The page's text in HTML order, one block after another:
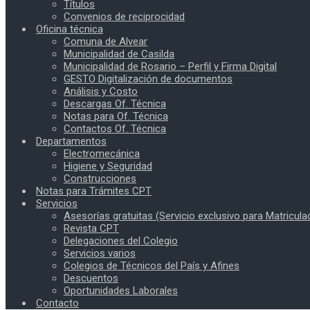
Títulos
Convenios de reciprocidad
Oficina técnica
Comuna de Alvear
Municipalidad de Casilda
Municipalidad de Rosario – Perfil y Firma Digital
GESTO Digitalización de documentos
Análisis y Costo
Descargas Of. Técnica
Notas para Of. Técnica
Contactos Of. Técnica
Departamentos
Electromecánica
Higiene y Seguridad
Construcciones
Notas para Trámites CPT
Servicios
Asesorías gratuitas (Servicio exclusivo para
Revista CPT
Delegaciones del Colegio
Servicios varios
Colegios de Técnicos del País y Afines
Descuentos
Oportunidades Laborales
Contacto